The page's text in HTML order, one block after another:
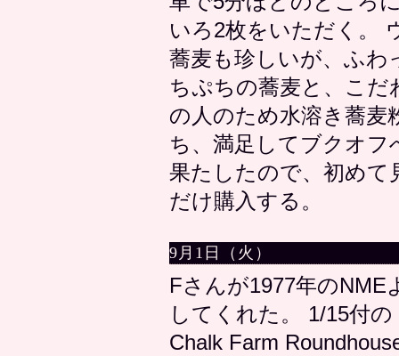
いろ2枚をいただく。
蕎麦も珍しいが、ふわ
ちぷちの蕎麦と、こだ
の人のため水溶き蕎麦
ち、満足してブクオフ
果たしたので、初めて
だけ購入する。
9月1日（火）
Fさんが1977年のNME
してくれた。 1/15付
Chalk Farm